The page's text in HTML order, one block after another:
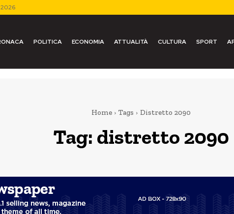
POLITICA ECONOMIA ATTUALITÀ CULTURA SPORT
Home Tags Distretto 2090
Tag: distretto 2090